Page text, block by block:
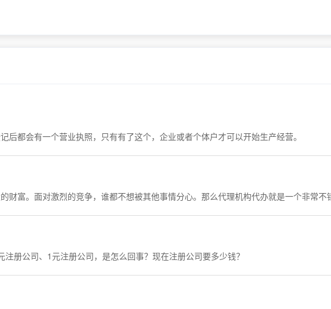
后都会有一个营业执照，只有有了这个，企业或者个体户才可以开始生产经营。
册公司、1元注册公司，是怎么回事？现在注册公司要多少钱？